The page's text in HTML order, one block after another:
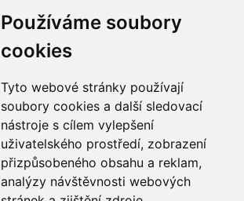
Používáme soubory
cookies
Tyto webové stránky používají
soubory cookies a další sledovací
nástroje s cílem vylepšení
uživatelského prostředí, zobrazení
přizpůsobeného obsahu a reklam,
analýzy návštěvnosti webových
Youtube kanál arboreta